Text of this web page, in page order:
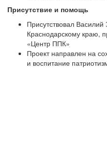
Присутствие и помощь
Присутствовал
Краснодарскому
«Центр ППК»
Проект направлен на
и воспитание